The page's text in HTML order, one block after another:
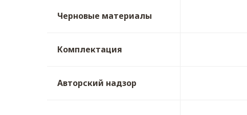
Черновые материалы
Комплектация
Авторский надзор